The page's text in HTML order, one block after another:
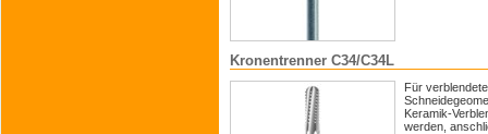
Kronentrenner C34/C34L
Für
Keramik-
werden,